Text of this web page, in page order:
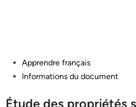
PostedApprendre français
Informations du document
Étude des propriétés